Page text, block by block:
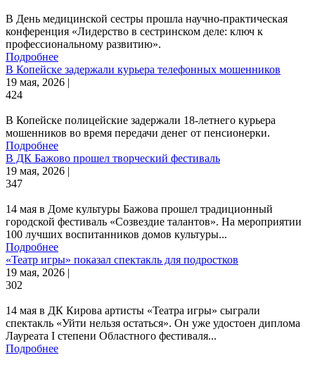
В День медицинской сестры прошла научно-практическая
конференция «Лидерство в сестринском деле: ключ к
профессиональному развитию».
Подробнее
В Копейске задержали курьера телефонных мошенников
19 мая, 2026 |
424
В Копейске полицейские задержали 18-летнего курьера
мошенников во время передачи денег от пенсионерки.
Подробнее
В ДК Бажово прошел творческий фестиваль
19 мая, 2026 |
347
14 мая в Доме культуры Бажова прошел традиционный
городской фестиваль «Созвездие талантов». На мероприятии
100 лучших воспитанников домов культуры...
Подробнее
«Театр игры» показал спектакль для подростков
19 мая, 2026 |
302
14 мая в ДК Кирова артисты «Театра игры» сыграли
спектакль «Уйти нельзя остаться». Он уже удостоен диплома
Лауреата I степени Областного фестиваля...
Подробнее